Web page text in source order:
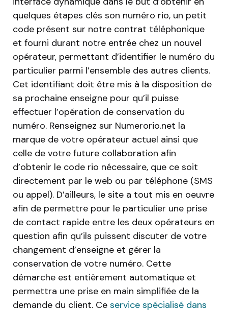
quelques étapes clés son numéro rio, un petit
code présent sur notre contrat téléphonique
et fourni durant notre entrée chez un nouvel
opérateur, permettant d’identifier le numéro du
particulier parmi l’ensemble des autres clients.
Cet identifiant doit être mis à la disposition de
sa prochaine enseigne pour qu’il puisse
effectuer l’opération de conservation du
numéro. Renseignez sur Numerorio.net la
marque de votre opérateur actuel ainsi que
celle de votre future collaboration afin
d’obtenir le code rio nécessaire, que ce soit
directement par le web ou par téléphone (SMS
ou appel). D’ailleurs, le site a tout mis en oeuvre
afin de permettre pour le particulier une prise
de contact rapide entre les deux opérateurs en
question afin qu’ils puissent discuter de votre
changement d’enseigne et gérer la
conservation de votre numéro. Cette
démarche est entièrement automatique et
permettra une prise en main simplifiée de la
demande du client. Ce service spécialisé dans